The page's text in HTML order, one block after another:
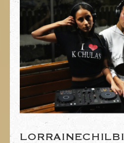
LORRAINECHILBI